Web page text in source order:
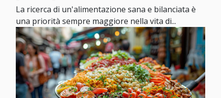
La ricerca di un'alimentazione sana e bilanciata è
una priorità sempre maggiore nella vita di...